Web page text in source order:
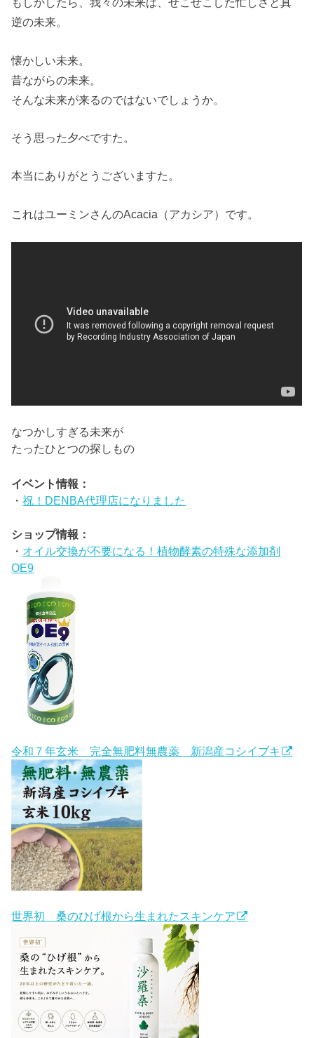
逆の未来。
懐かしい未来。
昔ながらの未来。
そんな未来が来るのではないでしょうか。
そう思った夕べですた。
本当にありがとうございますた。
これはユーミンさんのAcacia（アカシア）です。
なつかしすぎる未来が
たったひとつの探しもの
イベント情報：
・祝！DENBA代理店になりました
ショップ情報：
・ オイル交換が不要になる！植物酵素の特殊な添加剤
OE9
令和７年玄米 完全無肥料無農薬 新潟産コシイブキ
世界初 桑のひげ根から生まれたスキンケア